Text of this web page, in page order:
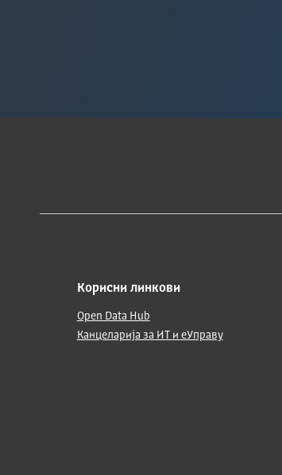
Корисни линкови
Open Data Hub
Канцеларија за ИТ и еУправу